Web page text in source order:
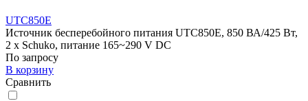
UTC850E
Источник бесперебойного питания UTC850E, 850 ВА/425 Вт,
2 x Schuko, питание 165~290 V DC
По запросу
В корзину
Сравнить